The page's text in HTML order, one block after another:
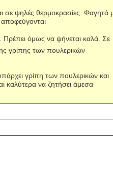
σε ψηλές θερμοκρασίες. Φαγητά
Πρέπει όμως να ψήνεται καλά. Σε
γρίπης των πουλερικών
γρίπη των πουλερικών και
καλύτερα να ζητήσει άμεσα